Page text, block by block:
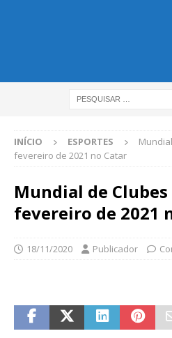
INÍCIO ESPORTES
fevereiro de 2021 no Catar
Mundial de
fevereiro de 2021
18/11/2020 Publicador